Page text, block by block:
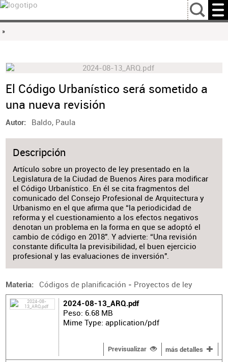
…
»
El Código Urbanístico será sometido a
una nueva revisión
Autor Baldo, Paula
Descripción
Artículo sobre un proyecto de ley presentado en la
Legislatura de la Ciudad de Buenos Aires para modificar
el Código Urbanístico. En él se cita fragmentos del
comunicado del Consejo Profesional de Arquitectura y
Urbanismo en el que afirma que “la periodicidad de
reforma y el cuestionamiento a los efectos negativos
denotan un problema en la forma en que se adoptó el
cambio de código en 2018". Y advierte: “Una revisión
constante dificulta la previsibilidad, el buen ejercicio
profesional y las evaluaciones de inversión".
Materia Códigos de planificación - Proyectos de ley
2024-08-13_ARQ.pdf
Peso: 6.68 MB
Mime Type: application/pdf
Previsualizar más detalles